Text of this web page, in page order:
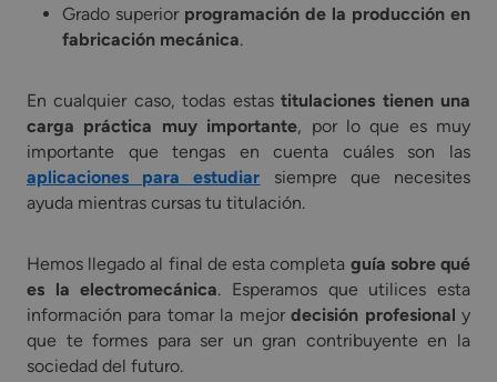
Grado superior programación de la producción en
fabricación mecánica.
En cualquier caso, todas estastitulaciones tienen una
carga práctica muy importante, por lo que es muy
importante que tengas en cuenta cuáles son las
aplicaciones para estudiar siempre que necesites
ayuda mientras cursas tu titulación.
Hemos llegado al final de esta completa guía sobre qué
es la electromecánica. Esperamos que utilices esta
información para tomar la mejordecisión profesional y
que te formes para ser un gran contribuyente en la
sociedad del futuro.